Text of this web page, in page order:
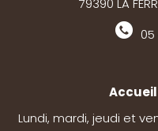
05
Lundi, mardi, jeudi et